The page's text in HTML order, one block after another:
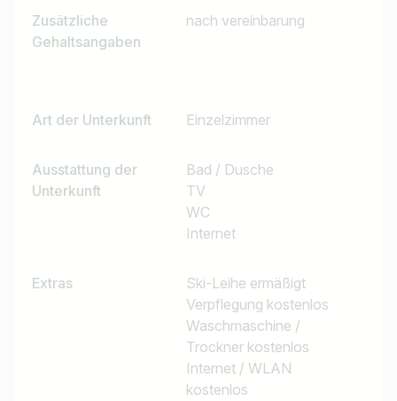
Zusätzliche
Gehaltsangaben
nach vereinbarung
Art der Unterkunft Einzelzimmer
Ausstattung der
Unterkunft
Bad / Dusche
TV
WC
Internet
Extras
Ski-Leihe ermäßigt
Verpflegung kostenlos
Waschmaschine /
Trockner kostenlos
Internet / WLAN
kostenlos